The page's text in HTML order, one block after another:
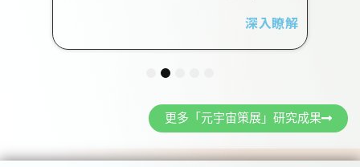
深入瞭解
5
更多「元宇宙策展」研究成果